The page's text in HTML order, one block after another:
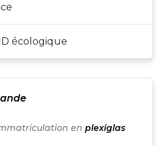
écologique
en plexiglas